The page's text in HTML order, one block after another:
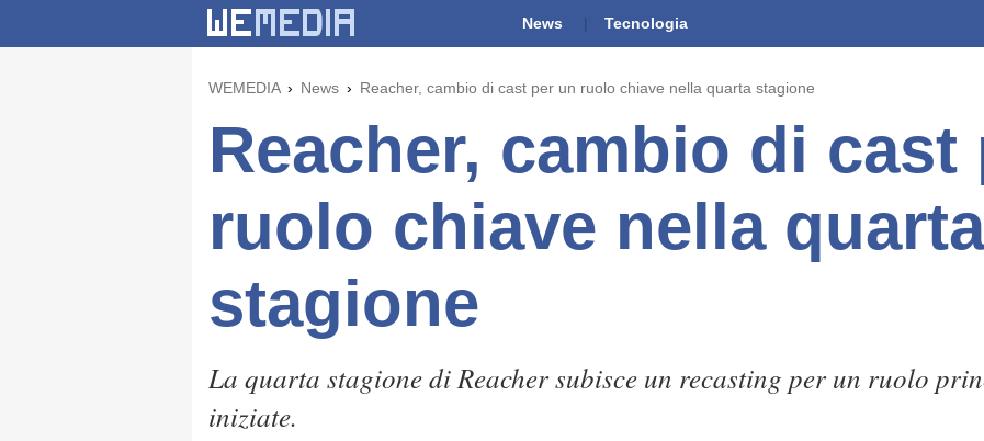
News Tecnologia
WEMEDIA News Reacher, cambio di cast per un ruolo chiave nella quarta stagione
Reacher, cambio di cast
ruolo chiave nella quarta
stagione
La quarta stagione di Reacher subisce un recasting per un ruolo
iniziate.